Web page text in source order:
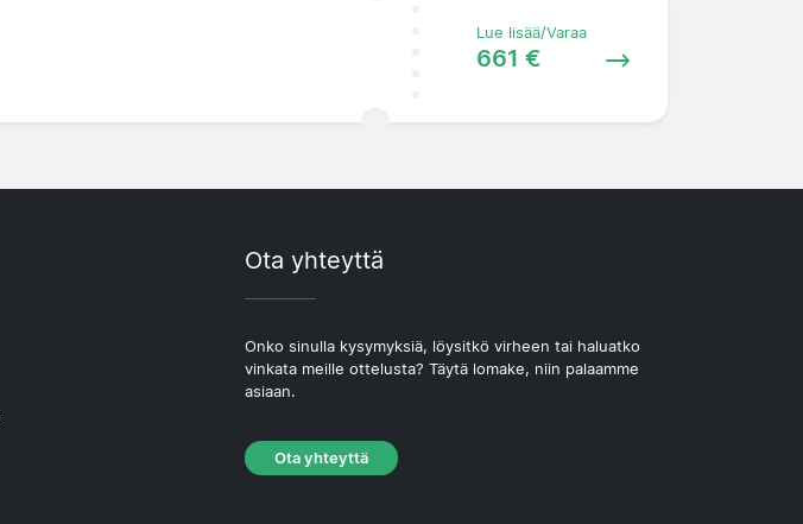
Lue lisää/Varaa
661 €
Ota yhteyttä
Onko sinulla kysymyksiä, löysitkö virheen tai haluatko
vinkata meille ottelusta? Täytä lomake, niin palaamme
asiaan.
Ota yhteyttä